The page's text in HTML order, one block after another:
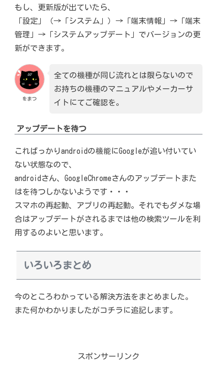
もし、更新版が出ていたら、
「設定」（→「システム」）→「端末情報」→「端末
管理」→「システムアップデート」でバージョンの更
新ができます。
をまつ
全ての機種が同じ流れとは限らないので
お持ちの機種のマニュアルやメーカーサ
イトにてご確認を。
アップデートを待つ
こればっかりandroidの機能にGoogleが追い付いてい
ない状態なので、
androidさん、GoogleChromeさんのアップデートまた
はを待つしかないようです・・・
スマホの再起動、アプリの再起動。それでもダメな場
合はアップデートがされるまでは他の検索ツールを利
用するのよいと思います。
いろいろまとめ
今のところわかっている解決方法をまとめました。
また何かわかりましたがコチラに追記します。
スポンサーリンク